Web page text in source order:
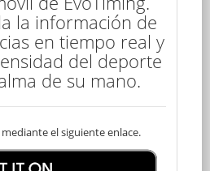
134
Clasificado
la información de
en tiempo real y
del deporte
de su mano.
el siguiente enlace.